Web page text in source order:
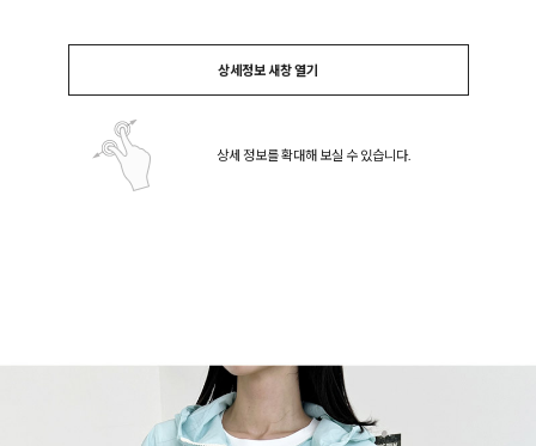
상세정보 새창 열기
상세 정보를 확대해 보실 수 있습니다.